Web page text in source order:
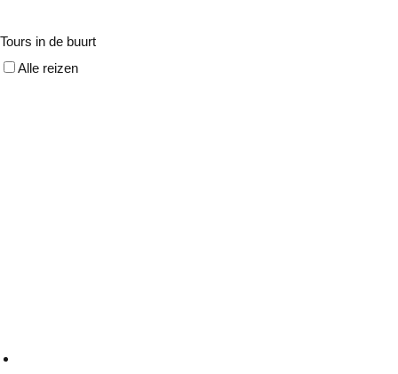
Tours in de buurt
Alle reizen